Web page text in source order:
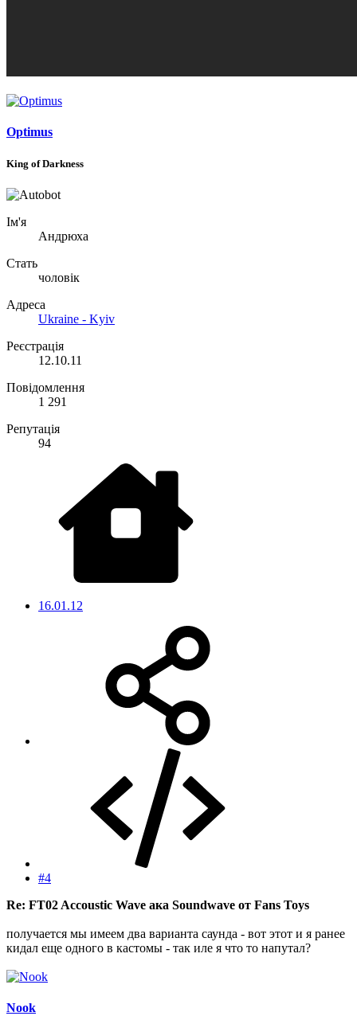
Optimus
King of Darkness
Ім'я
Андрюха
Стать
чоловік
Адреса
Ukraine - Kyiv
Реєстрація
12.10.11
Повідомлення
1 291
Репутація
94
16.01.12
#4
Re: FT02 Accoustic Wave ака Soundwave от Fans Toys
получается мы имеем два варианта саунда - вот этот и я ранее
кидал еще одного в кастомы - так иле я что то напутал?
Nook